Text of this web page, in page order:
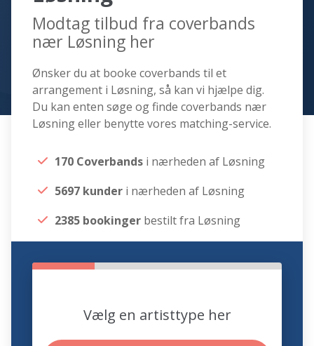
Modtag tilbud fra coverbands
nær Løsning her
Ønsker du at booke coverbands til et
arrangement i Løsning, så kan vi hjælpe dig.
Du kan enten søge og finde coverbands nær
Løsning eller benytte vores matching-service.
170 Coverbands i nærheden af Løsning
5697 kunder i nærheden af Løsning
2385 bookinger bestilt fra Løsning
Vælg en artisttype her